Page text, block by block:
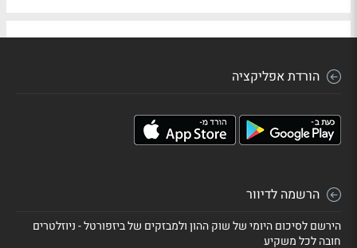
הורדת אפליקציה
הרשמה לדיוור
הירשם לסיכום היומי של שוק ההון ולמבזקים של ביזפורטל - ניוזלטרים
חובה לכל משקיע